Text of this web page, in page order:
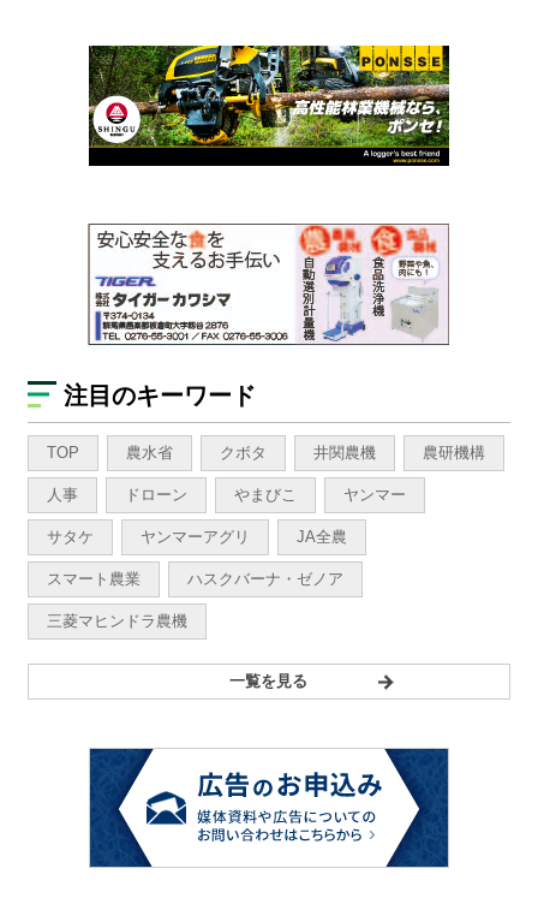
注目のキーワード
TOP 農水省 クボタ 井関農機 農研機構
人事 ドローン やまびこ ヤンマー
サタケ ヤンマーアグリ JA全農
スマート農業 ハスクバーナ・ゼノア
三菱マヒンドラ農機
一覧を見る